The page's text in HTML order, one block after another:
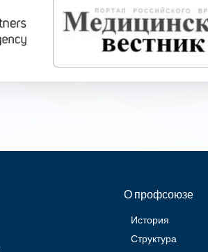
О профсоюзе
История
Структура